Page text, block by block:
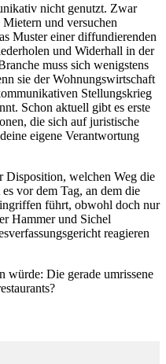
nicht genutzt. Zwar
und versuchen
Muster einer diffundierenden
und Widerhall in der
muss sich wenigstens
sie der Wohnungswirtschaft
Stellungskrieg
Schon aktuell gibt es erste
die sich auf juristische
eigene Verantwortung
Disposition, welchen Weg die
vor dem Tag, an dem die
führt, obwohl doch nur
Hammer und Sichel
reagieren
würde: Die gerade umrissene